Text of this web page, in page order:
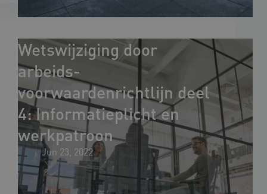
Wetswijziging door
arbeids­
voorwaardenrichtlijn deel
4: Informatieplicht en
werkpatroon
Jun 23, 2022